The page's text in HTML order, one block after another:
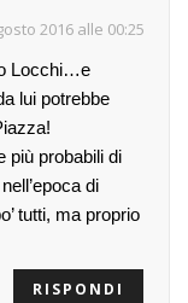
2016 alle 00:25
Locchi…e
lui potrebbe
più probabili di
di
tutti, ma proprio
RISPONDI